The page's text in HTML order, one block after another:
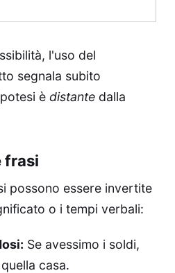
l'uso del
segnala subito
è distantedalla
frasi
possono essere invertite
o i tempi verbali:
Se avessimo i soldi,
casa.